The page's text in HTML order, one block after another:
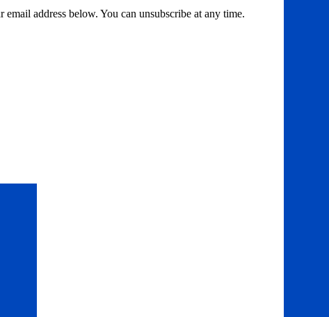
address below. You can unsubscribe at any time.